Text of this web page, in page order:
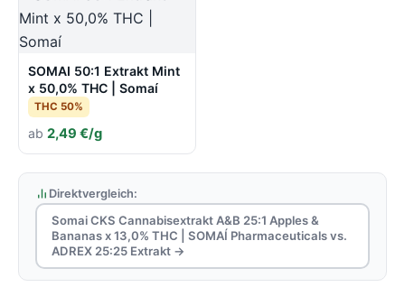
SOMAI 50:1 Extrakt Mint
x 50,0% THC | Somaí
THC 50%
ab 2,49 €/g
Direktvergleich:
Somai CKS Cannabisextrakt A&B 25:1 Apples &
Bananas x 13,0% THC | SOMAÍ Pharmaceuticals vs.
ADREX 25:25 Extrakt →